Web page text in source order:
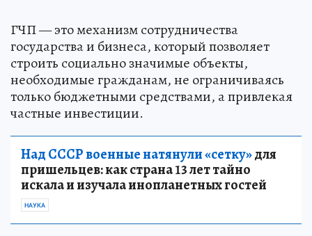
ГЧП — это механизм сотрудничества
государства и бизнеса, который позволяет
строить социально значимые объекты,
необходимые гражданам, не ограничиваясь
только бюджетными средствами, а привлекая
частные инвестиции.
Над СССР военные натянули «сетку»для
пришельцев: как страна 13 лет тайно
искала и изучала инопланетных гостей
НАУКА